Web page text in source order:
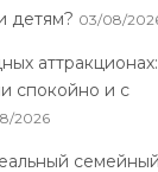
детям? 03/08/
аттракционах:
спокойно и с
2026
семейный